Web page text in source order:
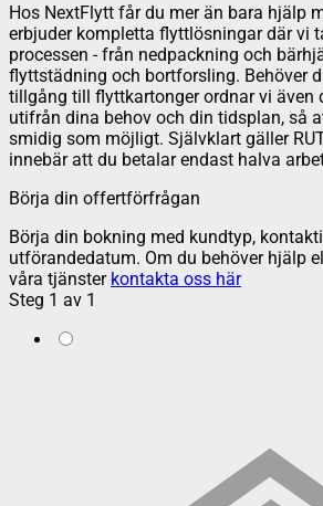
Hos NextFlytt får du mer än bara hjälp
erbjuder kompletta flyttlösningar där vi
processen - från nedpackning och
flyttstädning och bortforsling. Behöver
tillgång till flyttkartonger ordnar vi även
utifrån dina behov och din tidsplan, så
smidig som möjligt. Självklart gäller
innebär att du betalar endast halva
Börja din offertförfrågan
Börja din bokning med kundtyp,
utförandedatum. Om du behöver hjälp
våra tjänster kontakta oss här
Steg 1 av 1